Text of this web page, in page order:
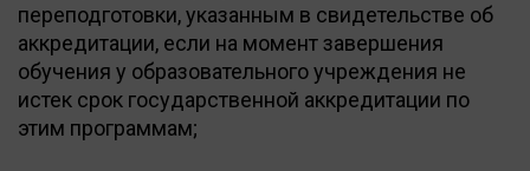
переподготовки, указанным в свидетельстве об
аккредитации, если на момент завершения
обучения у образовательного учреждения не
истек срок государственной аккредитации по
этим программам;